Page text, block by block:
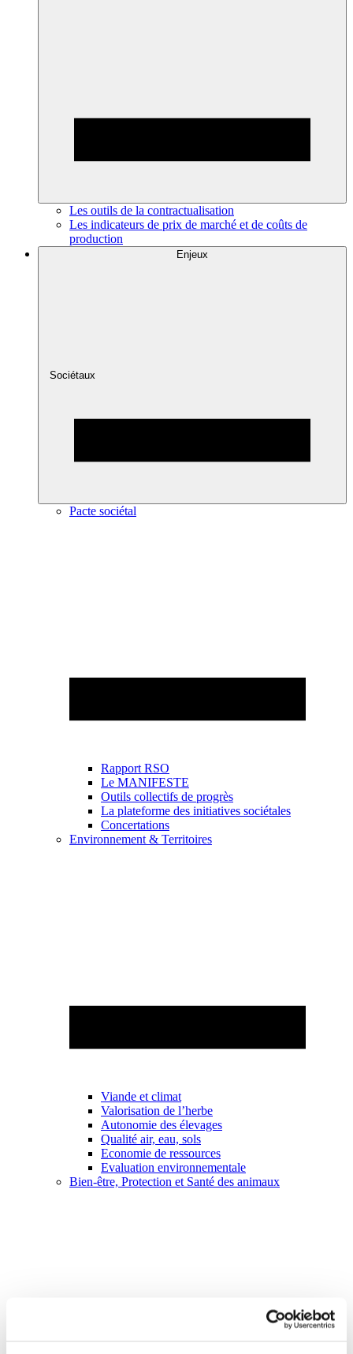
Les outils de la contractualisation
Les indicateurs de prix de marché et de coûts de
production
Enjeux
Sociétaux
Pacte sociétal
Rapport RSO
Le MANIFESTE
Outils collectifs de progrès
La plateforme des initiatives sociétales
Concertations
Environnement & Territoires
Viande et climat
Valorisation de l’herbe
Autonomie des élevages
Qualité air, eau, sols
Economie de ressources
Evaluation environnementale
Bien-être, Protection et Santé des animaux